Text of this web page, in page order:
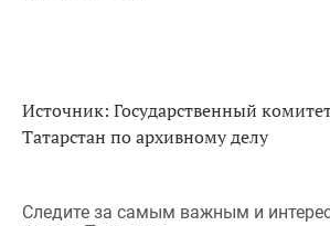
Источник: Государственный
Татарстан по архивному делу
Следите за самым важным и